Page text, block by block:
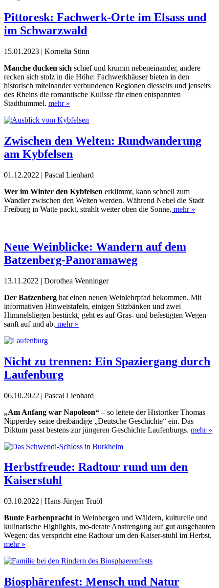
Pittoresk: Fachwerk-Orte im Elsass und
im Schwarzwald
15.01.2023 | Kornelia Stinn
Manche ducken sich schief und krumm nebeneinander, andere
recken sich stolz in die Höhe: Fachwerkhäuser bieten in den
historisch miteinander verbundenen Regionen diesseits und jenseits
des Rheins die romantische Kulisse für einen entspannten
Stadtbummel. mehr »
Zwischen den Welten: Rundwanderung
am Kybfelsen
01.12.2022 | Pascal Lienhard
Wer im Winter den Kybfelsen erklimmt, kann schnell zum
Wandler zwischen den Welten werden. Während Nebel die Stadt
Freiburg in Watte packt, strahlt weiter oben die Sonne. mehr »
Neue Weinblicke: Wandern auf dem
Batzenberg-Panoramaweg
13.11.2022 | Dorothea Wenninger
Der Batzenberg hat einen neuen Weinlehrpfad bekommen. Mit
informativen Hinweistafeln, einigen Sitzbänken und zwei
Himmelsliegen bestückt, geht es aufGras- und befestigten Wegen
sanft auf und ab. mehr »
Nicht zu trennen: Ein Spaziergang durch
Laufenburg
06.10.2022 | Pascal Lienhard
„Am Anfang war Napoleon“ – so leitete der Historiker Thomas
Nipperdey seine dreibändige „Deutsche Geschichte“ ein. Das
Diktum passt bestens zur jüngeren Geschichte Laufenburgs. mehr »
Herbstfreude: Radtour rund um den
Kaiserstuhl
03.10.2022 | Hans-Jürgen Truöl
Bunte Farbenpracht in Weinbergen und Wäldern, kulturelle und
kulinarische Highlights, mo-derate Anstrengung auf gut ausgebauten
Wegen: das verspricht eine Radtour um den Kaiser-stuhl im Herbst.
mehr »
Biosphärenfest: Mensch und Natur